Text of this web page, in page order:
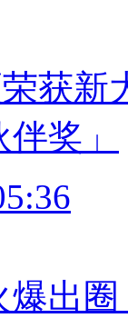
获新
奖」
爆出